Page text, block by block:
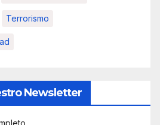
Terrorismo
Newsletter